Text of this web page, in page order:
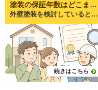
塗装の保証年数はどこまで
信用できる？保証書を見る
べきポイントを解説
外壁塗装を検討していると、 「10年保証と15年保証なら15年保証の方が安心？」 「保証が長い会社を選べば間違いない？」 「保証書があるなら何があっても無料で直してもらえる？」 このような疑問を持つ方は少なくありません。 実際に岡山県倉敷市・岡山市で外壁塗装を行うペイントプロ美達でも、 「20年保証と書いてある会社がありました」 「保証年数だけ見て決めても大丈夫ですか？」 「保証ってどこまで対応してくれるんですか？」 というご相談をよくいただきます。 結論から言うと、保証年数だけでは工事の良し悪しは判断できません。 本当に大切なのは、「何を保証してくれるのか」「どんな場合に保証対象外になるのか」を確認することです。 今回は、外壁塗装の保証について、後悔しないための見方を分かりやすく解説します。 一級塗装技能士監修｜外壁塗装の保証年数はどこまで信用できる？ 外壁塗装の保証とは？ 外壁塗装の保証とは、施工後に施工不良などが原因で不具合が発生した場合、一定期間内で無償補修を行う約束です。 ただし、「保証」と一言でいっても種類があります。 保証には主に2種類ある 施工保証（工事保証） 塗装会社が発行する保証です。 施工ミスが原因で、 塗膜が剥がれる 異常な膨れが発生する 塗り残しが見つかる などの場合に補修を行います。 こちらが一般的な保証になります。 メーカー保証 塗料メーカーが発行する保証です。 採用しているメーカーや塗料によって有無は異なります。 住宅塗装では施工保証のみの場合も多く、メーカー保証が必ず付くわけではありません。 保証は「塗料の寿命」とは違う ここを勘違いされる方が非常に多いポイントです。 例えば、 塗料の耐久年数が15年だからといって、 15年間ずっと保証されるわけではありません。 耐久年数とは、 「塗膜が性能を維持すると期待される目安」 です。 一方、 保証年数は 「施工不良があった場合に対応する期間」 になります。 つまり、 耐久年数＝保証期間 ではありません。 保証年数だけでは信用できない理由 ① 保証内容が会社によって大きく違う 例えば、 どちらも10年保証でも、 会社A 剥がれのみ保証 会社B 剥がれ 膨れ 著しい色ムラ まで保証する場合があります。 同じ10年でも内容は全く違います。 年数だけ比較するのは危険です。 ② 保証対象外が意外と多い 保証書には必ず対象外事項があります。 例えば、 地震 台風 洪水 飛来物 地盤沈下 建物自体の動き 他業者による工事 故意・過失 などは保証対象外になることがほとんどです。 また、 経年による自然な色あせや汚れも保証対象外です。 「保証があるから何でも直してもらえる」 というわけではありません。 ③ 長期保証でも会社がなくなれば保証は受けられない これはあまり知られていません。 保証は会社が存在して初めて有効になります。 極端な話、 20年保証でも、 5年後に会社がなくなれば保証は受けられません。 そのため、 保証年数だけでなく、 地域密着で営業しているか 実績があるか アフター点検をしているか も重要になります。 保証書で必ず確認したいポイント 保証対象 まず確認したいのは、 何が保証されるかです。 例えば、 塗膜の剥離 異常な膨れ 著しいひび割れ など、 具体的に記載されているか確認しましょう。 保証期間 部位ごとに違う場合があります。 例えば、 外壁10年 屋根8年 防水5年 というケースもあります。 「全部まとめて10年」 ではないこともあります。 保証条件 保証を受ける条件も重要です。 例えば、 定期点検を受けること 保証書を保管していること などが条件になる場合があります。 保証対象外 意外と読み飛ばしがちですが、 ここが一番重要です。 対象外を知らずにいると、 「保証されると思っていたのに有償だった」 というケースもあります。 契約前に確認しましょう。 保証年数より重要な4つのポイント ① 丁寧な施工をしているか 保証が長くても、 施工品質が悪ければ意味がありません。 例えば、 下地補修 高圧洗浄 下塗り 中塗り 上塗り これらをきちんと行っているかが重要です。 塗装は見えない工程ほど品質が変わります。 ② 適切な塗料を使っているか 高耐久塗料でも、 建物に合っていなければ性能は発揮できません。 立地条件や外壁材に合わせた塗料選びが大切です。 ③ 写真付き施工報告があるか ペイントプロ美達では、 施工中の写真を残し、 お客様へ工事の内容をお伝えしています。 実際に、 「見えないところまで施工してくれて安心だった」 というお声も多くいただいています。 写真があることで、 保証期間中に何かあった場合も施工内容を確認しやすくなります。 ④ アフターフォローがあるか 保証書だけ渡して終わりではなく、 定期的な点検がある会社は安心です。 ペイントプロ美達でも、 施工後3～5年を目安に無料点検のご案内を行っています。 実際には異常がなくても、 早めに小さな変化を見つけることで、 建物をより長持ちさせることにつながります。 ペイントプロ美達でよくあるご相談 私たちがよくいただくご相談の中に、 「他社では15年保証と言われたけれど、本当にそんなに保証されるのですか？」 というものがあります。 実際に保証書を見せていただくと、 対象が「塗膜の剥離のみ」であったり、自然災害や建物の動きによる不具合は対象外とされていたりするケースも少なくありません。 もちろん長期保証そのものが悪いわけではありませんが、大切なのは年数だけで判断しないことです。 私たちは、お見積りの際に保証内容についてもできるだけ分かりやすくご説明し、「どこまで保証されるのか」「どんな場合は対象外なのか」を納得いただいたうえで工事を進めています。 保証書は、万が一のための安心材料です。その内容をきちんと理解しておくことで、工事後も安心して暮らしていただけます。 まとめ｜保証は年数より内容を確認しましょう 外壁塗装では、「○○年保証」という数字が目につきます。 しかし、本当に大切なのは保証年数ではなく、 保証内容は何か 対象外は何か 丁寧な施工をしているか 地域で長く営業している会社か アフター点検があるか という点です。 保証書は、施工後の安心につながる大切な書類です。だからこそ、契約前には年数だけを見るのではなく、内容までしっかり確認することをおすすめします。 ペイントプロ美達では、岡山県倉敷市・岡山市を中心に、外壁や屋根の状態を確認しながら、お住まいに合った施工方法や保証内容を分かりやすくご説明しています。 「この保証内容で大丈夫かな？」「他社でもらった保証書を見てほしい」といったご相談だけでも歓迎しております。気になることがありましたら、お気軽にペイントプロ美達までお問い合わせください。
続きはこちら